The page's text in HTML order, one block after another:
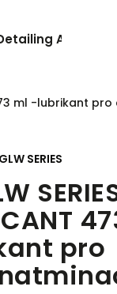
473 ml -lubrikant
pro
SERIES